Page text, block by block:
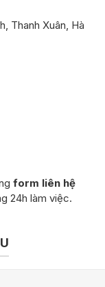
Thanh Xuân, Hà
form liên hệ
24h làm việc.